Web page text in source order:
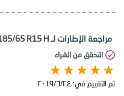
مراجعة الإطارات لـ Falken Ziex ZE-914 Ecorun 185/65 R15 H
التحقق من الشراء
تم التقييم في: ٢٤‏/٦‏/٢٠١٩